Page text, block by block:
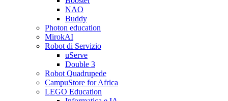
NAO
Buddy
Photon education
MirokAI
Robot di Servizio
uServe
Double 3
Robot Quadrupede
CampuStore for Africa
LEGO Education